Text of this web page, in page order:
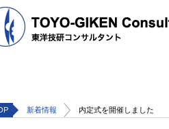
新着情報 内定式を開催しました